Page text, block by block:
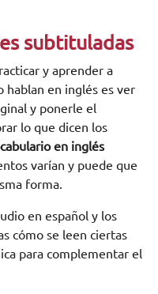
subtituladas
y aprender a
hablan en inglés es ver
y ponerle el
lo que dicen los
en inglés
varían y puede que
forma.
en español y los
cómo se leen ciertas
para complementar el